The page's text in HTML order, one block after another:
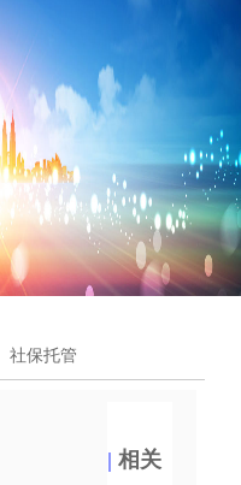
社保托管
|相关